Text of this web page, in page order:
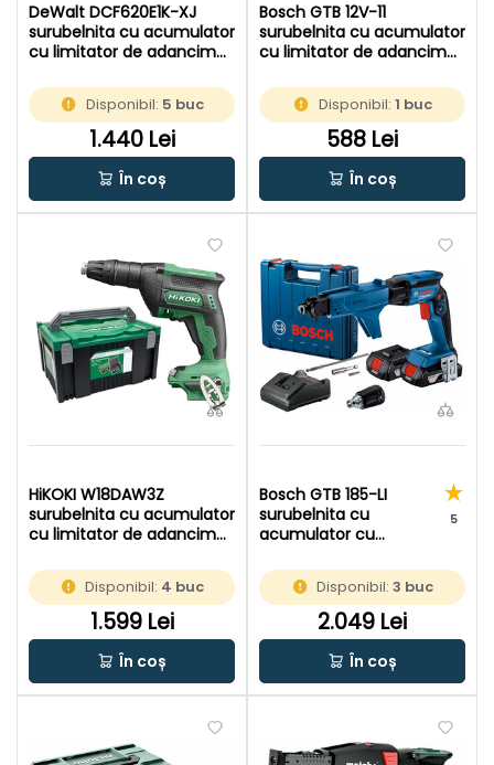
DeWalt DCF620E1K-XJ
surubelnita cu acumulator
cu limitator de adancime
acumulator | In valiza
Disponibil: 5 buc
1.440 Lei
În coș
Bosch GTB 12V-11
surubelnita cu acumulator
cu limitator de adancime
acumulator si incarcator |
In cutie de carton original
Disponibil: 1 buc
588 Lei
În coș
HiKOKI W18DAW3Z
surubelnita cu acumulator
cu limitator de adancime
Fara acumulator si
incarcator | In HSC
Disponibil: 4 buc
1.599 Lei
În coș
Bosch GTB 185-LI
surubelnita cu
acumulator cu
18 V | Fara perii | 2 x 2 Ah
acumulatori +
incarcator | In valiza
5
Disponibil:3 buc
2.049 Lei
În coș